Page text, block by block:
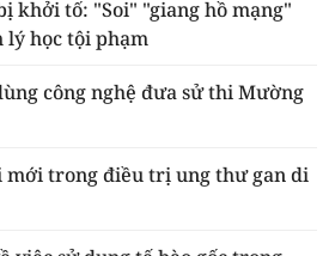
khởi tố: "Soi" "giang hồ mạng"
lý học tội phạm
công nghệ đưa sử thi Mường
trong điều trị ung thư gan di